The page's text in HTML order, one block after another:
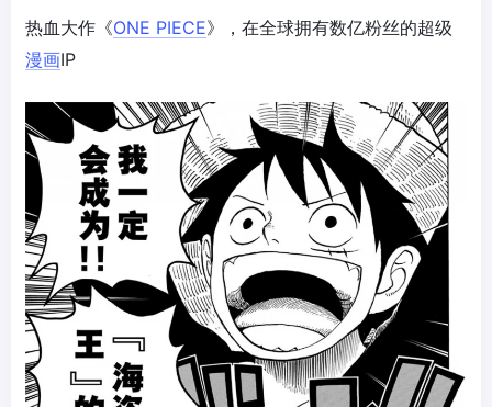
热血大作《ONE PIECE》，在全球拥有数亿粉丝的超级
漫画IP